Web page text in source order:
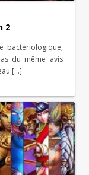
2
bactériologique,
du même avis
[…]